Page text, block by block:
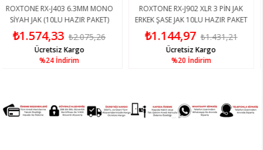
RX-J403 6.3MM MONO
(10LU HAZIR PAKET)
₺2.075,26
İndirim
Ücretsiz Kargo
ROXTONE RX-J902 XLR 3 PİN JAK
ERKEK ŞASE JAK 10LU HAZIR PAKET
₺1.144,97 ₺1.431,21
İndirim
Ücretsiz Kargo
XLR 3